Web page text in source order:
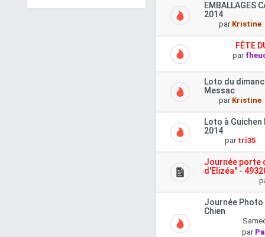
EMBALLAGES
2014
par Kristine
FÊTE
par
Loto du
Messac
par Kristine
Loto à Guichen
2014
par tri35
Journée porte
d'Elizéa" -
Journée
Chien
par